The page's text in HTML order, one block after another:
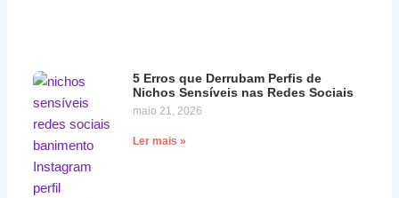
5 Erros que Derrubam Perfis de
Nichos Sensíveis nas Redes Sociais
maio 21, 2026
Ler mais »